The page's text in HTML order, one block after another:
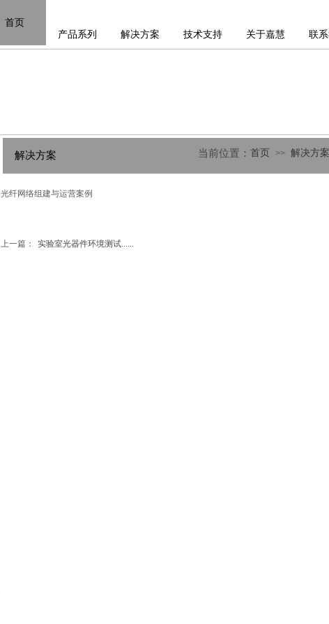
首页
产品系列
解决方案 技术支持 关于嘉慧 联
当前位置： 首页 >> 解决方案
解决方案
光纤网络组建与运营案例
上一篇： 实验室光器件环境测试......